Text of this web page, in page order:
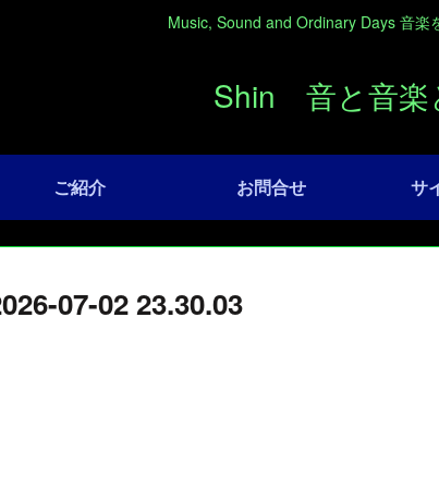
Music, Sound and Ordinary Days 音楽
Shin 音と音楽
ご紹介 お問合せ サ
07-02 23.30.03